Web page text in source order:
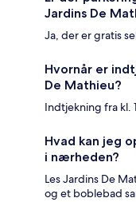
Jardins De
Ja, der er gratis
Hvornår er
De Mathieu?
Indtjekning fra kl.
Hvad kan jeg
i nærheden?
Les Jardins De
og et boblebad